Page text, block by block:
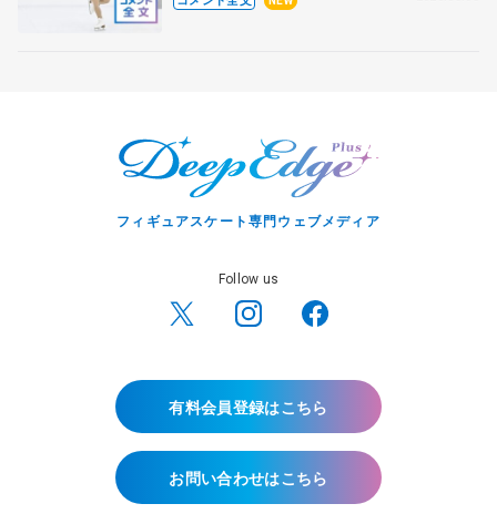
フィギュアスケート専門ウェブメディア
Follow us
有料会員登録はこちら
お問い合わせはこちら